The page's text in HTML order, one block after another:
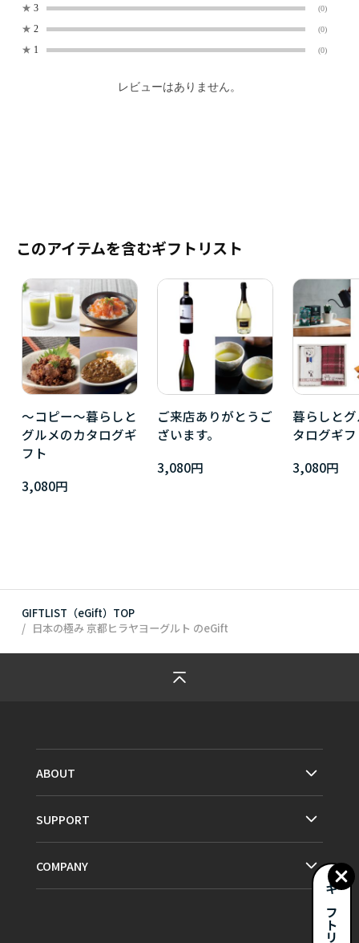
★ 3 (0)
★ 2 (0)
★ 1 (0)
レビューはありません。
このアイテムを含むギフトリスト
～コピー～暮らしと
グルメのカタログギ
フト
3,080円
ご来店ありがとうご
ざいます。
3,080円
暮らしと
タログギ
3,080円
GIFTLIST（eGift）TOP
日本の極み 京都ヒラヤヨーグルト のeGift
ABOUT
SUPPORT
COMPANY